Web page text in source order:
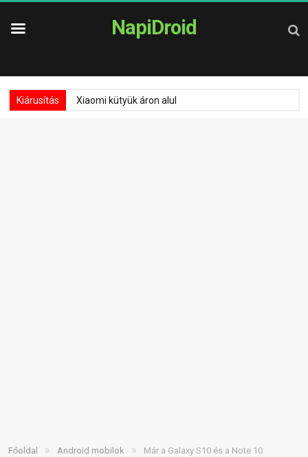
NapiDroid
Kiárusítás Xiaomi kütyük áron alul
Főoldal » Android mobilok »
Már a Galaxy S10 és a Note 10